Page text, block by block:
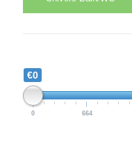
€0
0 664